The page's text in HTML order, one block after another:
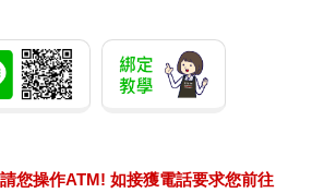
您操作ATM! 如接獲電話要求您前往